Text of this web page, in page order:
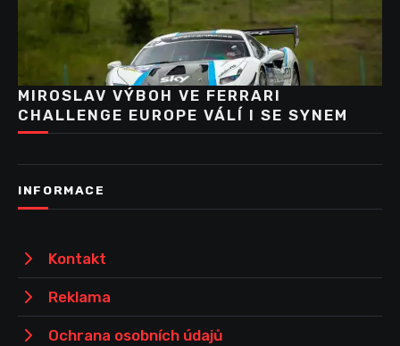
MIROSLAV VÝBOH VE FERRARI
CHALLENGE EUROPE VÁLÍ I SE SYNEM
INFORMACE
Kontakt
Reklama
Ochrana osobních údajů